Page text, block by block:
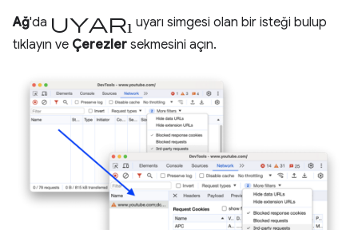
Ağ'da uyarı uyarı simgesi olan bir isteği bulup
tıklayın ve Çerezler sekmesini açın.